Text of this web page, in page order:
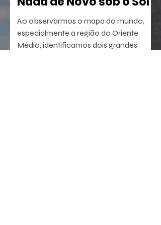
Ao observarmos o mapa do mundo,
especialmente a região do Oriente
Médio, identificamos dois grandes